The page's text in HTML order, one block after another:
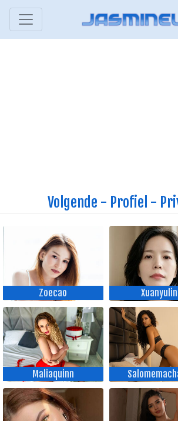
Volgende - Profiel -
Zoecao Xuanyulin
Maliaquinn